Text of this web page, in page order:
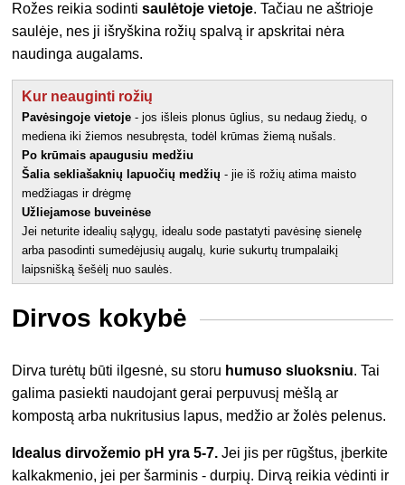
Rožes reikia sodintisaulėtoje vietoje. Tačiau ne aštrioje
saulėje, nes ji išryškina rožių spalvą ir apskritai nėra
naudinga augalams.
Kur neauginti rožių
Pavėsingoje vietoje- jos išleis plonus ūglius, su nedaug žiedų, o
mediena iki žiemos nesubręsta, todėl krūmas žiemą nušals.
Po krūmais apaugusiu medžiu
Šalia sekliašaknių lapuočių medžių - jie iš rožių atima maisto
medžiagas ir drėgmę
Užliejamose buveinėse
Jei neturite idealių sąlygų, idealu sode pastatyti pavėsinę sienelę
arba pasodinti sumedėjusių augalų, kurie sukurtų trumpalaikį
laipsnišką šešėlį nuo saulės.
Dirvos kokybė
Dirva turėtų būti ilgesnė, su storu humuso sluoksniu. Tai
galima pasiekti naudojant gerai perpuvusį mėšlą ar
kompostą arba nukritusius lapus, medžio ar žolės pelenus.
Idealus dirvožemio pH yra 5-7. Jei jis per rūgštus, įberkite
kalkakmenio, jei per šarminis - durpių. Dirvą reikia vėdinti ir